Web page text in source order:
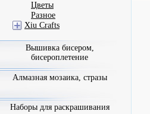
Цветы
Разное
Xiu Crafts
Вышивка бисером,
бисероплетение
Алмазная мозаика, стразы
Наборы для раскрашивания